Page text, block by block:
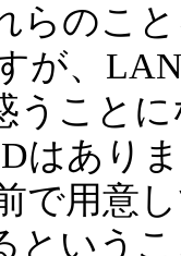
らのこ
が、
うこと
はあり
で用意
という